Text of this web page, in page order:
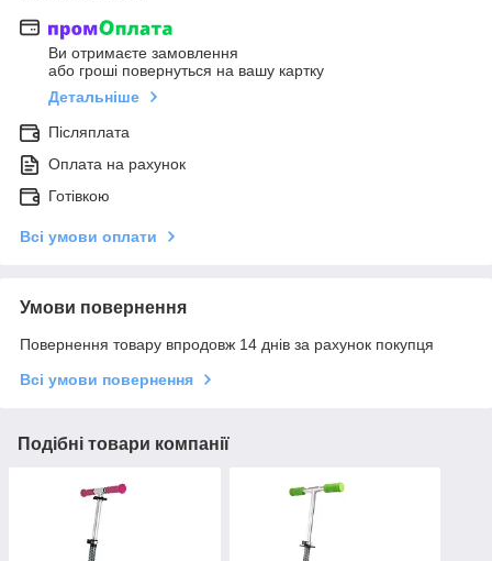
Ви отримаєте замовлення
або гроші повернуться на вашу картку
Детальніше
Післяплата
Оплата на рахунок
Готівкою
Всі умови оплати
Умови повернення
Повернення товару впродовж 14 днів за рахунок покупця
Всі умови повернення
Подібні товари компанії